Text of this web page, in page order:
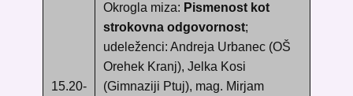
15.20-
Okrogla miza: Pismenost kot
strokovna odgovornost;
udeleženci: Andreja Urbanec (OŠ
Orehek Kranj), Jelka Kosi
(Gimnaziji Ptuj), mag. Mirjam